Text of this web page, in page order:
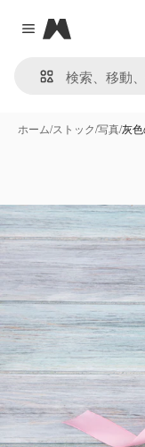
Close menu
Magnific
ホーム/ストック/写真/灰